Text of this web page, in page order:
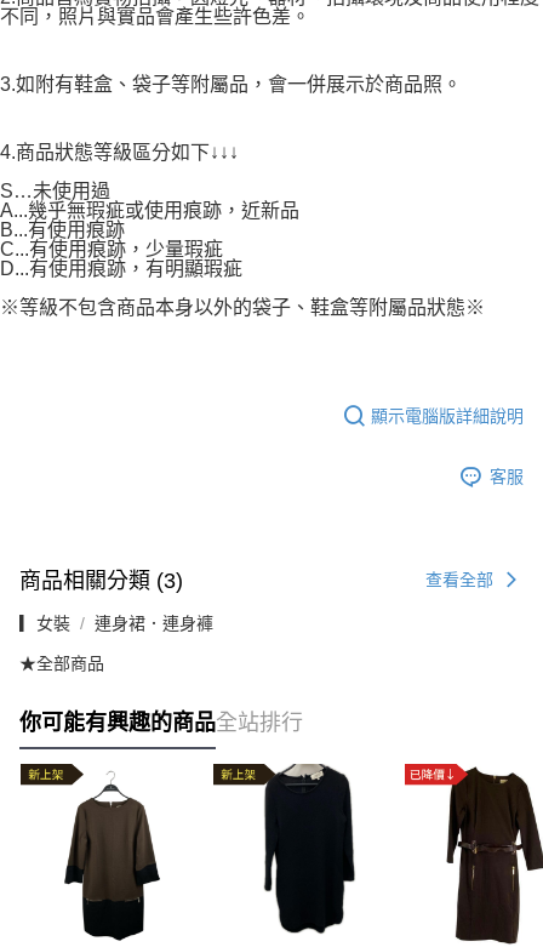
不同，照片與實品會產生些許色差。
3.如附有鞋盒、袋子等附屬品，會一併展示於商品照。
4.商品狀態等級區分如下↓↓↓
S…未使用過
A...幾乎無瑕疵或使用痕跡，近新品
B...有使用痕跡
C...有使用痕跡，少量瑕疵
D...有使用痕跡，有明顯瑕疵
※等級不包含商品本身以外的袋子、鞋盒等附屬品狀態※
顯示電腦版詳細說明
客服
商品相關分類 (3) 查看全部
▎女裝 連身裙．連身褲
★全部商品
你可能有興趣的商品全站排行